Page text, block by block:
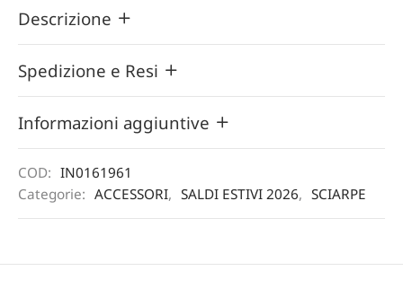
Descrizione
Spedizione e Resi
Informazioni aggiuntive
COD: IN0161961
Categorie: ACCESSORI, SALDI ESTIVI 2026, SCIARPE